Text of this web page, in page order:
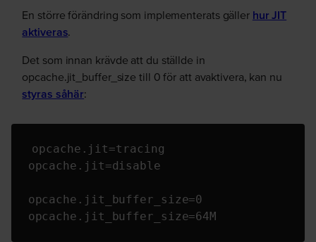
En större förändring som implementerats gäller hur JIT
aktiveras.
Det som innan krävde att du ställde in
opcache.jit_buffer_size till 0 för att avaktivera, kan nu
styras såhär:
opcache.jit=tracing
opcache.jit=disable
opcache.jit_buffer_size=0
opcache.jit_buffer_size=64M